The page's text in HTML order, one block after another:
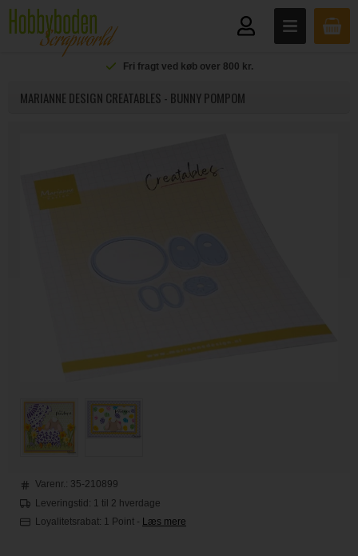
Fri fragt ved køb over 800 kr.
MARIANNE DESIGN CREATABLES - BUNNY POMPOM
Varenr.: 35-210899
Leveringstid: 1 til 2 hverdage
Loyalitetsrabat: 1 Point - Læs mere